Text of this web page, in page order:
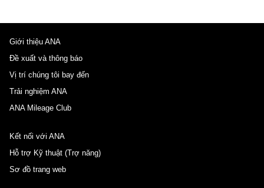
Giới thiệu ANA
Đề xuất và thông báo
Vị trí chúng tôi bay đến
Trải nghiệm ANA
ANA Mileage Club
Kết nối với ANA
Hỗ trợ Kỹ thuật (Trợ năng)
Sơ đồ trang web